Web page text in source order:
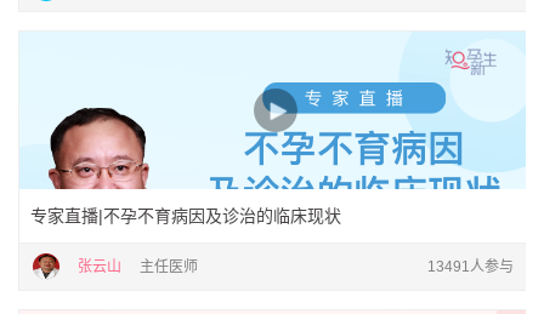
专家直播|不孕不育病因及诊治的临床现状
张云山 主任医师 13491人参与